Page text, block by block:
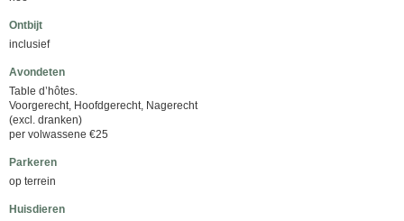
Ontbijt
inclusief
Avondeten
Table d’hôtes.
Voorgerecht, Hoofdgerecht, Nagerecht
(excl. dranken)
per volwassene €25
Parkeren
op terrein
Huisdieren